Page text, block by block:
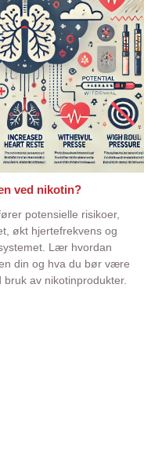
ved nikotin?
potensielle risikoer,
økt hjertefrekvens og
Lær hvordan
din og hva du bør være
av nikotinprodukter.